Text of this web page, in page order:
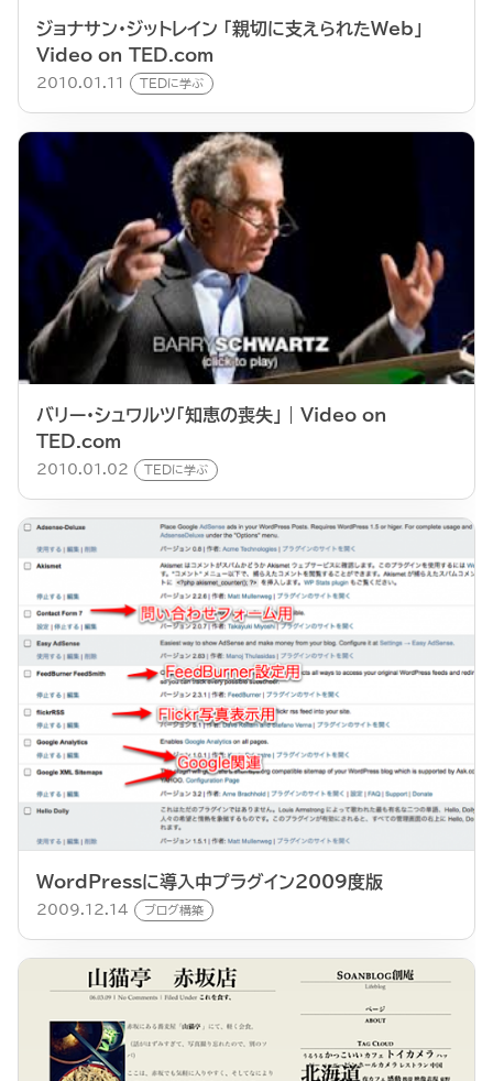
ジョナサン・ジットレイン 「親切に支えられたWeb」
Video on TED.com
2010.01.11 TEDに学ぶ
バリー・シュワルツ「知恵の喪失」 | Video on
TED.com
2010.01.02 TEDに学ぶ
WordPressに導入中プラグイン2009度版
2009.12.14 ブログ構築